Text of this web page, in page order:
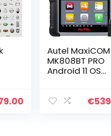
Autel MaxiCOM
MK808BT PRO
Android 11 OS
MaxiCheck
€